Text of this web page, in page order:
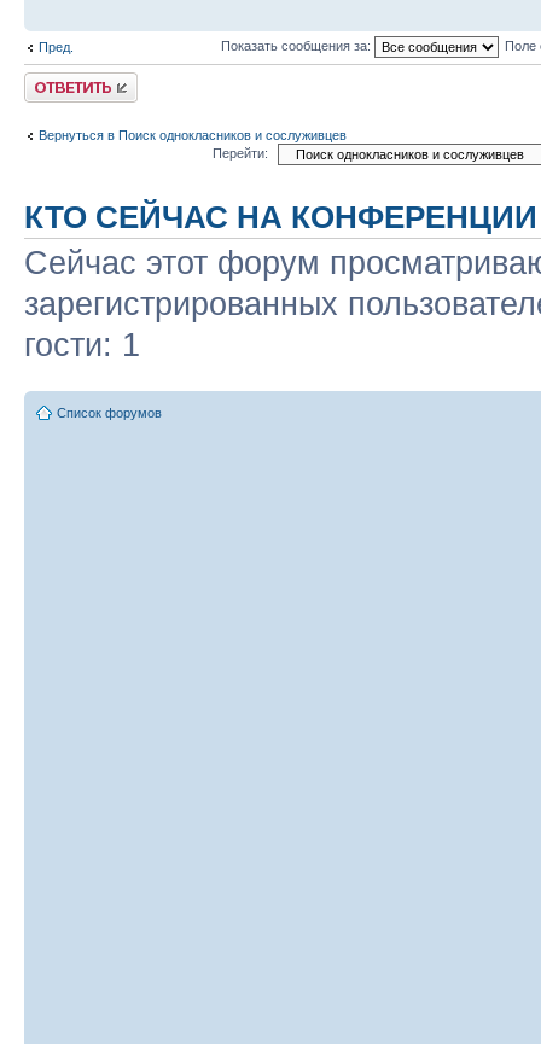
Пред. Показать сообщения за: Поле
Ответить
Вернуться в Поиск однокласников и сослуживцев
Перейти:
КТО СЕЙЧАС НА КОНФЕРЕНЦИИ
Сейчас этот форум
зарегистрированных
гости: 1
Список форумов